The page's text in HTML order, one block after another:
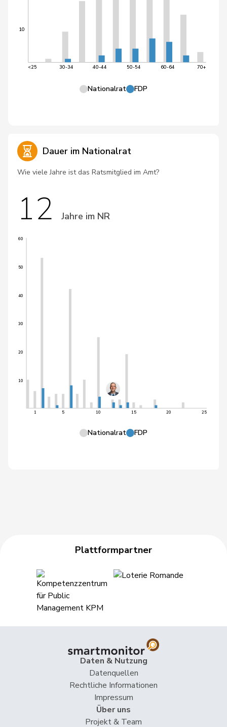
10
<25 30-34 40-44 50-54 60-64 70+
Nationalrat FDP
Dauer im Nationalrat
Wie viele Jahre ist das Ratsmitglied im Amt?
12 Jahre im NR
10
20
30
40
50
60
1 5 10 15 20 25
Nationalrat FDP
Plattformpartner
Daten & Nutzung
Datenquellen
Rechtliche Informationen
Impressum
Über uns
Projekt & Team